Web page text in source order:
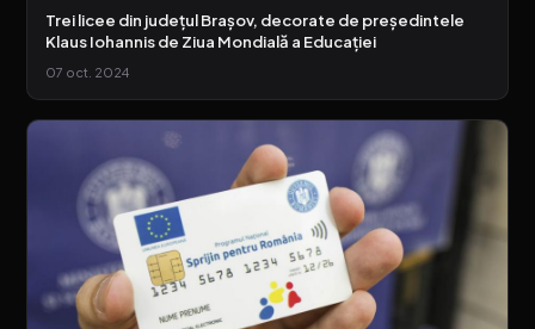
Trei licee din județul Brașov, decorate de președintele
Klaus Iohannis de Ziua Mondială a Educației
07 oct. 2024